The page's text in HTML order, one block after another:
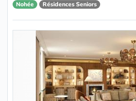
Nohée Résidences Seniors